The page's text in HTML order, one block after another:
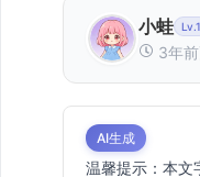
小蛙 Lv.1
3年
AI生成
温馨提示：本文